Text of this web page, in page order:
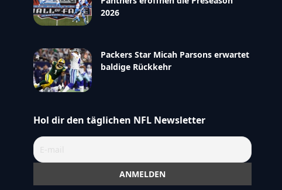
2026
Packers Star Micah Parsons erwartet
baldige Rückkehr
Hol dir den täglichen NFL Newsletter